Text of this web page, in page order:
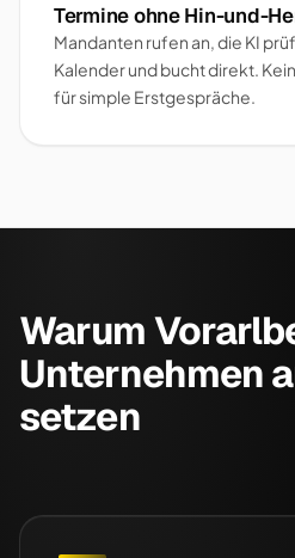
Termine ohne Hin-und-
Mandanten rufen an, die KI
Kalender und bucht direkt.
für simple Erstgespräche.
Warum
Unternehmen
setzen